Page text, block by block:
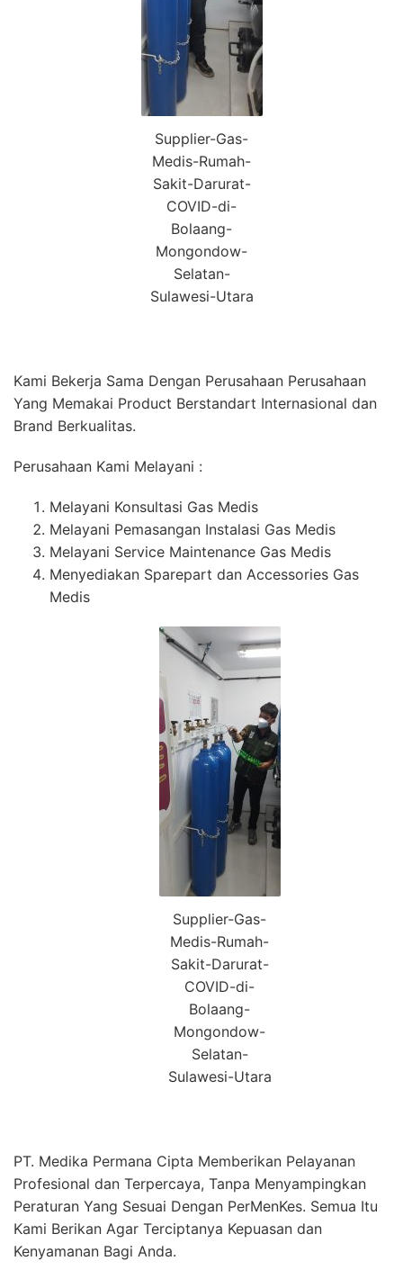
Supplier-Gas-
Medis-Rumah-
Sakit-Darurat-
COVID-di-
Bolaang-
Mongondow-
Selatan-
Sulawesi-Utara
Kami Bekerja Sama Dengan Perusahaan Perusahaan
Yang Memakai Product Berstandart Internasional dan
Brand Berkualitas.
Perusahaan Kami Melayani :
Melayani Konsultasi Gas Medis
Melayani Pemasangan Instalasi Gas Medis
Melayani Service Maintenance Gas Medis
Menyediakan Sparepart dan Accessories Gas
Medis
Supplier-Gas-
Medis-Rumah-
Sakit-Darurat-
COVID-di-
Bolaang-
Mongondow-
Selatan-
Sulawesi-Utara
PT. Medika Permana Cipta Memberikan Pelayanan
Profesional dan Terpercaya, Tanpa Menyampingkan
Peraturan Yang Sesuai Dengan PerMenKes. Semua Itu
Kami Berikan Agar Terciptanya Kepuasan dan
Kenyamanan Bagi Anda.